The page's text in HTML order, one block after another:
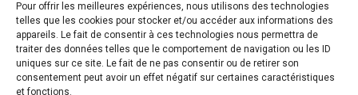
Pour offrir les meilleures expériences, nous utilisons des technologies
telles que les cookies pour stocker et/ou accéder aux informations des
appareils. Le fait de consentir à ces technologies nous permettra de
traiter des données telles que le comportement de navigation ou les ID
uniques sur ce site. Le fait de ne pas consentir ou de retirer son
consentement peut avoir un effet négatif sur certaines caractéristiques
et fonctions.
Mentions légales